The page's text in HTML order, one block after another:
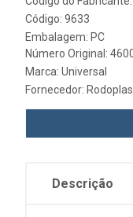
Código: 9633
Embalagem: PC
Número Original:
Marca: Universal
Fornecedor:
Descrição